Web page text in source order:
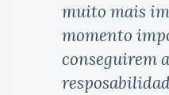
muito mais
momento
conseguirem